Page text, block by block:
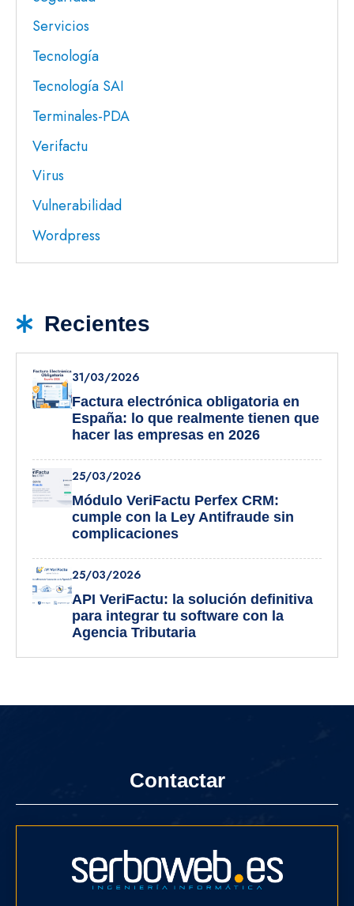
Servicios
Tecnología
Tecnología SAI
Terminales-PDA
Verifactu
Virus
Vulnerabilidad
Wordpress
Recientes
31/03/2026
Factura electrónica obligatoria en
España: lo que realmente tienen que
hacer las empresas en 2026
25/03/2026
Módulo VeriFactu Perfex CRM:
cumple con la Ley Antifraude sin
complicaciones
25/03/2026
API VeriFactu: la solución definitiva
para integrar tu software con la
Agencia Tributaria
Contactar